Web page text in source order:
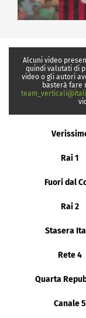
Alcuni video
quindi valutati di
video o gli autori
basterà fare
Rai 1
Fuori dal
Rai 2
Stasera
Rete 4
Quarta
Canale 5